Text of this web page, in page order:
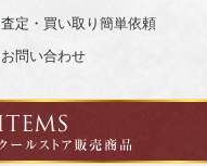
査定・買い取り簡単依頼
お問い合わせ